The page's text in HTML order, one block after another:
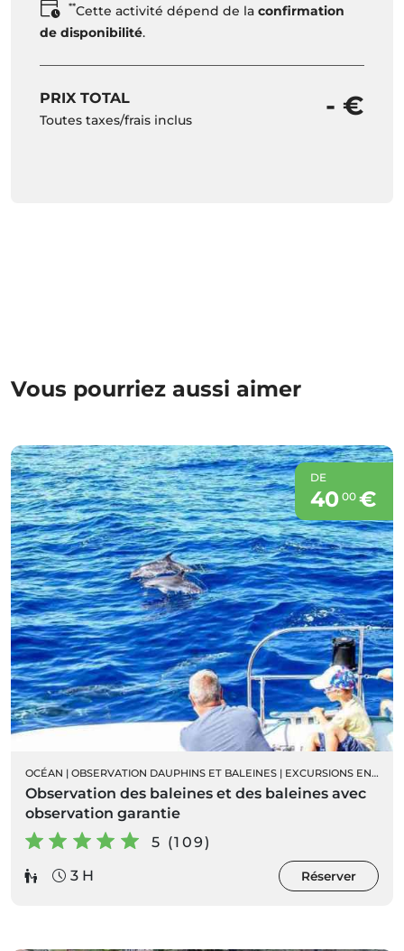
**Cette activité dépend de la confirmation
de disponibilité.
PRIX TOTAL
Toutes taxes/frais inclus - €
Vous pourriez aussi aimer
DE
40 00€
OCÉAN | OBSERVATION DAUPHINS ET BALEINES | EXCURSIONS EN BATEAU
Observation des baleines et des baleines avec
observation garantie
5 (109)
3 H
Réserver